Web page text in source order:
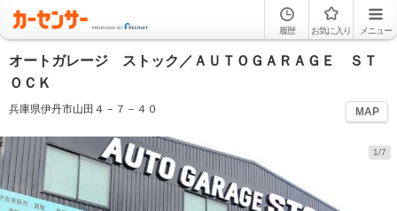
履歴 お気に入り メニュー
オートガレージ ストック／ＡＵＴＯＧＡＲＡＧＥ ＳＴ
ＯＣＫ
兵庫県伊丹市山田４－７－４０ MAP
1/7